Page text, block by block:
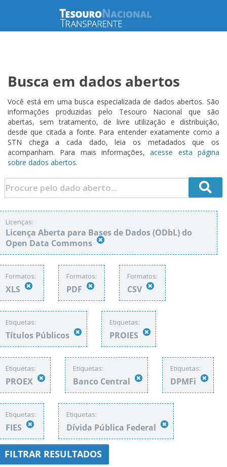
Busca em dados abertos
Você está em uma busca especializada de dados abertos. São
informações produzidas pelo Tesouro Nacional que são
abertas, sem tratamento, de livre utilização e distribuição,
desde que citada a fonte. Para entender exatamente como a
STN chega a cada dado, leia os metadados que os
acompanham. Para mais informações,acesse esta página
sobre dados abertos.
Licenças:
Licença Aberta para Bases de Dados (ODbL) do
Open Data Commons
Formatos:
XLS
Formatos:
PDF
Formatos:
CSV
Etiquetas:
Títulos Públicos
Etiquetas:
PROIES
Etiquetas:
PROEX
Etiquetas:
Banco Central
Etiquetas:
DPMFi
Etiquetas:
FIES
Etiquetas:
Dívida Pública Federal
FILTRAR RESULTADOS